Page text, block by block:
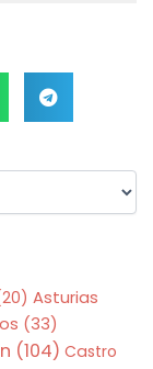
Asturias
(33)
(104) Castro